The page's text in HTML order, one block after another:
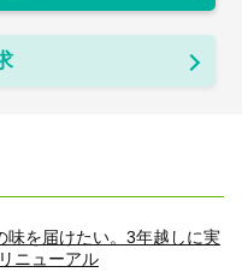
味を届けたい。3年越しに実
ニューアル